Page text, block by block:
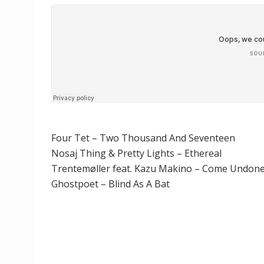
Four Tet – Two Thousand And Seventeen
Nosaj Thing & Pretty Lights – Ethereal
Trentemøller feat. Kazu Makino – Come
Ghostpoet – Blind As A Bat